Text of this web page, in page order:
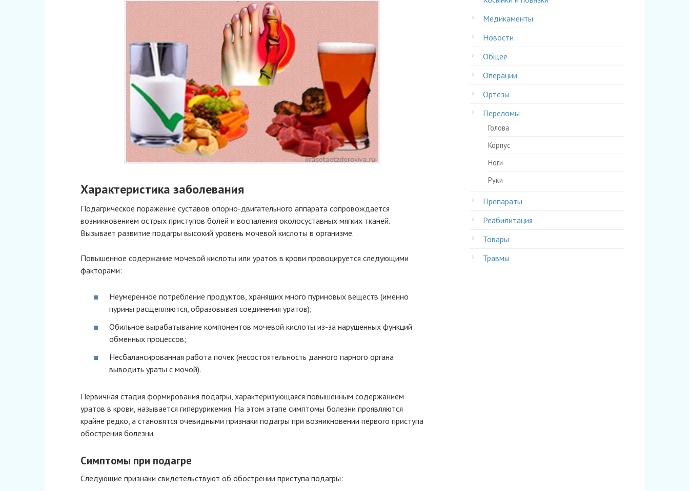
Характеристика заболевания
Подагрическое поражение суставов опорно-двигательного аппарата сопровождается
возникновением острых приступов болей и воспаления околосуставных мягких тканей.
Вызывает развитие подагры высокий уровень мочевой кислоты в организме.
Повышенное содержание мочевой кислоты или уратов в крови провоцируется следующими
факторами:
Неумеренное потребление продуктов, хранящих много пуриновых веществ (именно
пурины расщепляются, образовывая соединения уратов);
Обильное вырабатывание компонентов мочевой кислоты из-за нарушенных функций
обменных процессов;
Несбалансированная работа почек (несостоятельность данного парного органа
выводить ураты с мочой).
Первичная стадия формирования подагры, характеризующаяся повышенным содержанием
уратов в крови, называется гиперурикемия. На этом этапе симптомы болезни проявляются
крайне редко, а становятся очевидными признаки подагры при возникновении первого приступа
обострения болезни.
Симптомы при подагре
Следующие признаки свидетельствуют об обострении приступа подагры:
Медикаменты
Новости
Общее
Операции
Ортезы
Переломы
Голова
Корпус
Ноги
Руки
Препараты
Реабилитация
Товары
Травмы